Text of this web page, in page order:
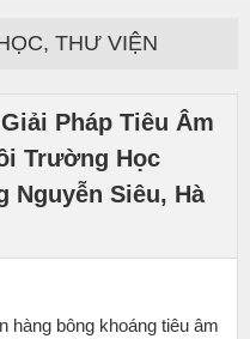
THƯ VIỆN
Pháp Tiêu Âm
Trường Học
Siêu, Hà
hàng bông khoáng tiêu âm